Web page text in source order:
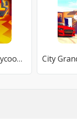
Hell: Idle Evil Tycoon Sim